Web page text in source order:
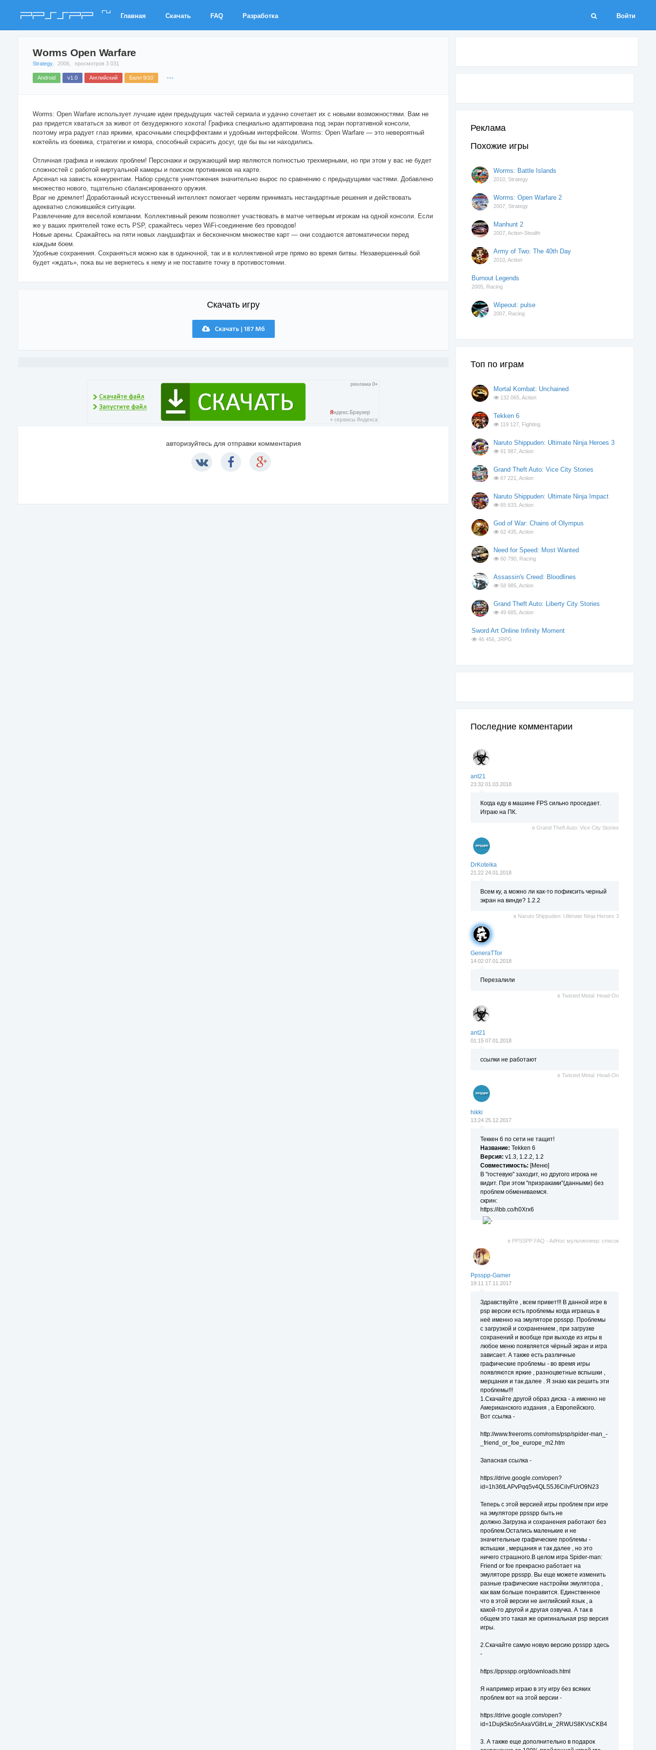
PPSSPP ru
Главная Скачать FAQ Разработка Войти
Worms Open Warfare
Strategy, 2006, просмотров 3 031
Android v1.0 Английский Балл 9/10
Worms: Open Warfare использует лучшие идеи предыдущих частей сериала и удачно сочетает их с новыми возможностями. Вам не
раз придется хвататься за живот от безудержного хохота! Графика специально адаптирована под экран портативной консоли,
поэтому игра радует глаз яркими, красочными спецэффектами и удобным интерфейсом. Worms: Open Warfare — это невероятный
коктейль из боевика, стратегии и юмора, способный скрасить досуг, где бы вы ни находились.
Отличная графика и никаких проблем! Персонажи и окружающий мир являются полностью трехмерными, но при этом у вас не будет
сложностей с работой виртуальной камеры и поиском противников на карте.
Арсенал на зависть конкурентам. Набор средств уничтожения значительно вырос по сравнению с предыдущими частями. Добавлено
множество нового, тщательно сбалансированного оружия.
Враг не дремлет! Доработанный искусственный интеллект помогает червям принимать нестандартные решения и действовать
адекватно сложившейся ситуации.
Развлечение для веселой компании. Коллективный режим позволяет участвовать в матче четверым игрокам на одной консоли. Если
же у ваших приятелей тоже есть PSP, сражайтесь через WiFi-соединение без проводов!
Новые арены. Сражайтесь на пяти новых ландшафтах и бесконечном множестве карт — они создаются автоматически перед
каждым боем.
Удобные сохранения. Сохраняться можно как в одиночной, так и в коллективной игре прямо во время битвы. Незавершенный бой
будет «ждать», пока вы не вернетесь к нему и не поставите точку в противостоянии.
Скачать игру
Скачать | 187 Мб
авторизуйтесь для отправки комментария
Реклама
Похожие игры
Worms: Battle Islands
2010,Strategy
Worms: Open Warfare 2
2007,Strategy
Manhunt 2
2007,Action-Stealth
Army of Two: The 40th Day
2010,Action
Burnout Legends
2005, Racing
Wipeout: pulse
2007, Racing
Топ по играм
Mortal Kombat: Unchained
132 065,Action
Tekken 6
119 127, Fighting
Naruto Shippuden: Ultimate Ninja Heroes 3
91 987,Action
Grand Theft Auto: Vice City Stories
67 221,Action
Naruto Shippuden: Ultimate Ninja Impact
65 633,Action
God of War: Chains of Olympus
62 435,Action
Need for Speed: Most Wanted
60 790, Racing
Assassin's Creed: Bloodlines
58 985,Action
Grand Theft Auto: Liberty City Stories
49 685,Action
Sword Art Online Infinity Moment
46 456,JRPG
Последние комментарии
ant21
23:32 01.03.2018
Когда еду в машине FPS сильно проседает.
Играю на ПК.
вGrand Theft Auto: Vice City Stories
DrKoteika
21:22 24.01.2018
Всем ку, а можно ли как-то пофиксить черный
экран на винде? 1.2.2
в Naruto Shippuden: Ultimate Ninja Heroes 3
GeneraTTor
14:02 07.01.2018
Перезалили
вTwisted Metal: Head-On
ant21
01:15 07.01.2018
ссылки не работают
вTwisted Metal: Head-On
hikki
13:24 25.12.2017
Теккен 6 по сети не тащит!
Название: Tekken 6
Версия: v1.3, 1.2.2, 1.2
Совместимость: [Меню]
В "гостевую" заходит, но другого игрока не
видит. При этом "призраками"(данными) без
проблем обмениваемся.
скрин:
https://ibb.co/h0Xrx6
в PPSSPP FAQ - AdHoc мультиплеер: список
Ppsspp-Gamer
19:11 17.11.2017
Здравствуйте , всем привет!!! В данной игре в
psp версии есть проблемы когда играешь в
неё именно на эмуляторе ppsspp. Проблемы
с загрузкой и сохранением , при загрузке
сохранений и вообще при выходе из игры в
любое меню появляется чёрный экран и игра
зависает. А также есть различные
графические проблемы - во время игры
появляются яркие , разноцветные вспышки ,
мерцания и так далее . Я знаю как решить эти
проблемы!!!
1.Скачайте другой образ диска - а именно не
Американского издания , а Европейского.
Вот ссылка -
http://www.freeroms.com/roms/psp/spider-man_-
_friend_or_foe_europe_m2.htm
Запасная ссылка -
https://drive.google.com/open?
id=1h36tLAPvPqq5v4QLS5J6CilvFUrO9N23
Теперь с этой версией игры проблем при игре
на эмуляторе ppsspp быть не
должно.Загрузка и сохранения работают без
проблем.Остались маленькие и не
значительные графические проблемы -
вспышки , мерцания и так далее , но это
ничего страшного.В целом игра Spider-man:
Friend or foe прекрасно работает на
эмуляторе ppsspp. Вы еще можете изменить
разные графические настройки эмулятора ,
как вам больше понравится. Единственное
что в этой версии не английский язык , а
какой-то другой и другая озвучка. А так в
общем это такая же оригинальная psp версия
игры.
2.Скачайте самую новую версию ppsspp здесь
-
https://ppsspp.org/downloads.html
Я например играю в эту игру без всяких
проблем вот на этой версии -
https://drive.google.com/open?
id=1Dujk5ko5nAxaVG8rLw_2RWUS8KVsCKB4
3. А также еще дополнительно в подарок